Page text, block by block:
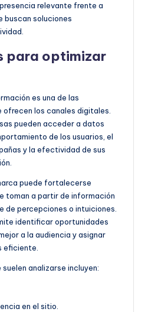
relevante frente a
buscan soluciones
para optimizar
es una de las
ofrecen los canales digitales.
pueden acceder a datos
de los usuarios, el
y la efectividad de sus
puede fortalecerse
toman a partir de información
de percepciones o intuiciones.
identificar oportunidades
a la audiencia y asignar
eficiente.
analizarse incluyen:
en el sitio.